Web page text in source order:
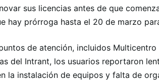
sus licencias antes de que
hay prórroga hasta el 20 de marzo
de atención, incluidos
del Intrant, los usuarios reportaron
la instalación de equipos y falta de